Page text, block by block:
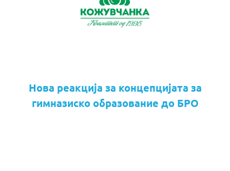
Нова реакција за концепцијата за
гимназиско образование до БРО